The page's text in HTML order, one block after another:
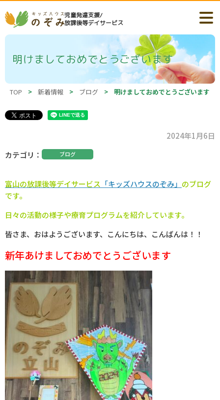
児童発達支援/
放課後等デイサービス
明けましておめでとうございます
TOP > 新着情報 > ブログ > 明けましておめでとうございます
2024年1月6日
カテゴリ
ブログ
富山の放課後等デイサービス 「キッズハウスのぞみ」 のブログ
です。
日々の活動の様子や療育プログラムを紹介しています。
皆さま、おはようございます、こんにちは、こんばんは！！
新年あけましておめでとうございます